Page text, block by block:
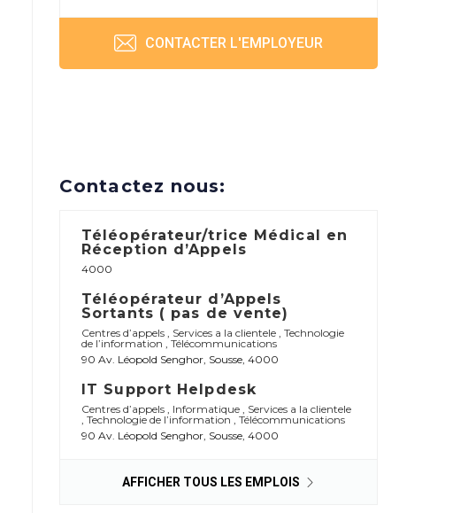
CONTACTER L'EMPLOYEUR
Contactez nous:
Téléopérateur/trice Médical en
Réception d’Appels
4000
Téléopérateur d’Appels
Sortants ( pas de vente)
Centres d’appels , Services a la clientele , Technologie
de l’information , Télécommunications
90 Av. Léopold Senghor, Sousse, 4000
IT Support Helpdesk
Centres d’appels , Informatique , Services a la clientele
, Technologie de l’information , Télécommunications
90 Av. Léopold Senghor, Sousse, 4000
AFFICHER TOUS LES EMPLOIS